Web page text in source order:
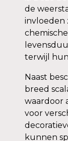
de
invloeden
terwijl
Naast
breed
waardoor
voor
kunnen